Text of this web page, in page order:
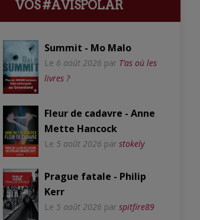
VOS #AVISPOLAR
Summit - Mo Malo
Le 6 août 2026 par T’as où les
livres ?
Fleur de cadavre - Anne
Mette Hancock
Le 5 août 2026 par stokely
Prague fatale - Philip
Kerr
Le 5 août 2026 par spitfire89